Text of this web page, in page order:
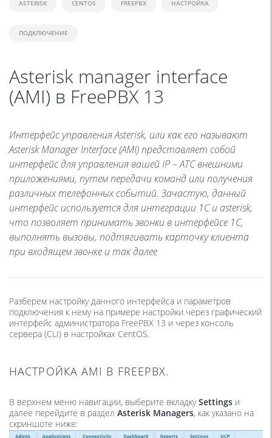
ASTERISK CENTOS FREEPBX НАСТРОЙКА
ПОДКЛЮЧЕНИЕ
Asterisk manager interface
(AMI) в FreePBX 13
Интерфейс управления Asterisk, или как его называют
Asterisk Manager Interface (AMI) представляет собой
интерфейс для управления вашей IP – АТС внешними
приложениями, путем передачи команд или получения
различных телефонных событий. Зачастую, данный
интерфейс используется для интеграции 1С и asterisk,
что позволяет принимать звонки в интерфейсе 1С,
выполнять вызовы, подтягивать карточку клиента
при входящем звонке и так далее
Разберем настройку данного интерфейса и параметров
подключения к нему на примере настройки через графический
интерфейс администратора FreePBX 13 и через консоль
сервера (CLI) в настройках CentOS.
НАСТРОЙКА AMI В FREEPBX.
В верхнем меню навигации, выберите вкладкуSettings и
далее перейдите в раздел Asterisk Managers, как указано на
скриншоте ниже: